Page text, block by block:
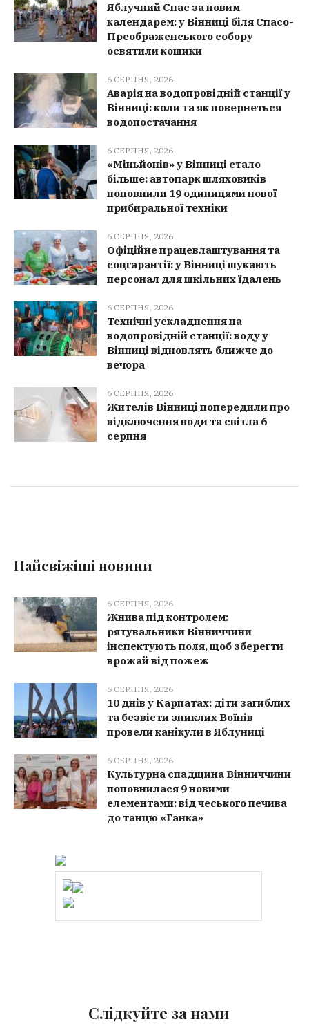
Яблучний Спас за новим
календарем: у Вінниці біля Спасо-
Преображенського собору
освятили кошики
6 СЕРПНЯ, 2026
Аварія на водопровідній станції у
Вінниці: коли та як повернеться
водопостачання
6 СЕРПНЯ, 2026
«Міньйонів» у Вінниці стало
більше: автопарк шляховиків
поповнили 19 одиницями нової
прибиральної техніки
6 СЕРПНЯ, 2026
Офіційне працевлаштування та
соцгарантії: у Вінниці шукають
персонал для шкільних їдалень
6 СЕРПНЯ, 2026
Технічні ускладнення на
водопровідній станції: воду у
Вінниці відновлять ближче до
вечора
6 СЕРПНЯ, 2026
Жителів Вінниці попередили про
відключення води та світла 6
серпня
Найсвіжіші новини
6 СЕРПНЯ, 2026
Жнива під контролем:
рятувальники Вінниччини
інспектують поля, щоб зберегти
врожай від пожеж
6 СЕРПНЯ, 2026
10 днів у Карпатах: діти загиблих
та безвісти зниклих Воїнів
провели канікули в Яблуниці
6 СЕРПНЯ, 2026
Культурна спадщина Вінниччини
поповнилася 9 новими
елементами: від чеського печива
до танцю «Ганка»
Слідкуйте за нами